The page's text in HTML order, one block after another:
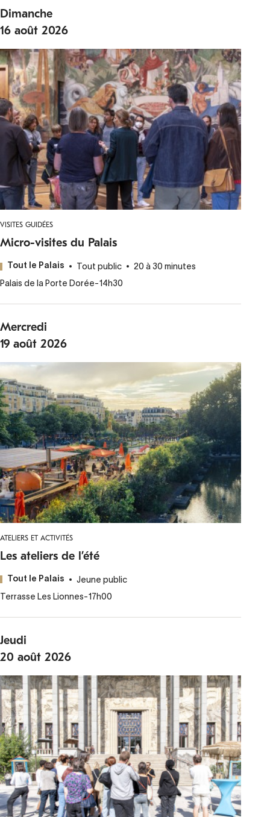
Dimanche
16 août 2026
VISITES GUIDÉES
Micro-visites du Palais
Tout le Palais Tout public
20 à 30 minutes
Palais de la Porte Dorée-14h30
Mercredi
19 août 2026
ATELIERS ET ACTIVITÉS
Les ateliers de l’été
Tout le Palais
Jeune public
Terrasse Les Lionnes-17h00
Jeudi
20 août 2026